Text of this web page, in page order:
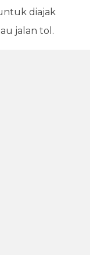
diajak
jalan tol.